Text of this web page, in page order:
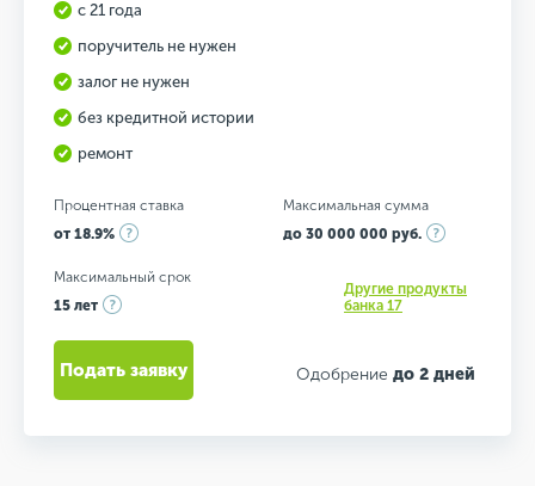
с 21 года
поручитель не нужен
залог не нужен
без кредитной истории
ремонт
Процентная ставка
от 18.9%
Максимальная сумма
до 30 000 000 руб.
Максимальный срок
15 лет
Другие продукты
банка 17
Одобрение до 2 дней
Подать заявку